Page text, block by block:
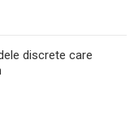
discrete care